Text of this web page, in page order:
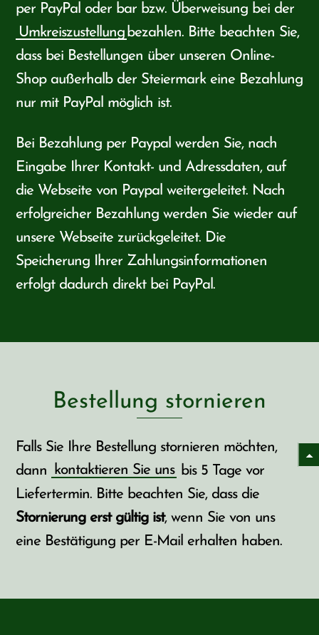
per PayPal oder bar bzw. Überweisung bei der
Umkreiszustellung bezahlen. Bitte beachten Sie,
dass bei Bestellungen über unseren Online-
Shop außerhalb der Steiermark eine Bezahlung
nur mit PayPal möglich ist.
Bei Bezahlung per Paypal werden Sie, nach
Eingabe Ihrer Kontakt- und Adressdaten, auf
die Webseite von Paypal weitergeleitet. Nach
erfolgreicher Bezahlung werden Sie wieder auf
unsere Webseite zurückgeleitet. Die
Speicherung Ihrer Zahlungsinformationen
erfolgt dadurch direkt bei PayPal.
Bestellung stornieren
Falls Sie Ihre Bestellung stornieren möchten,
dann kontaktieren Sie uns bis 5 Tage vor
Liefertermin. Bitte beachten Sie, dass die
Stornierung erst gültig ist, wenn Sie von uns
eine Bestätigung per E-Mail erhalten haben.